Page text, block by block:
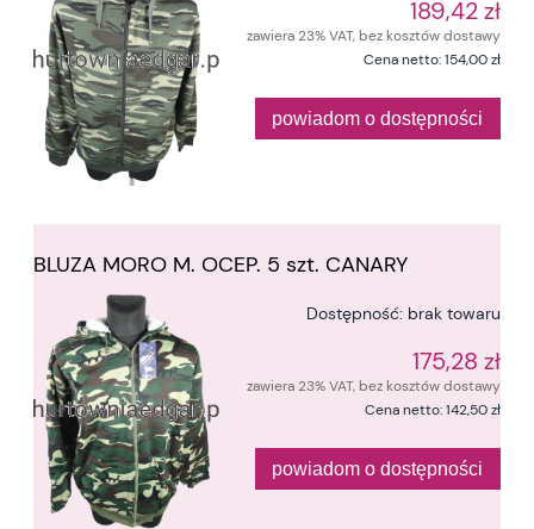
189,42 zł
zawiera 23% VAT, bez kosztów dostawy
Cena netto:154,00 zł
powiadom o dostępności
BLUZA MORO M. OCEP. 5 szt. CANARY
Dostępność: brak towaru
175,28 zł
zawiera 23% VAT, bez kosztów dostawy
Cena netto:142,50 zł
powiadom o dostępności